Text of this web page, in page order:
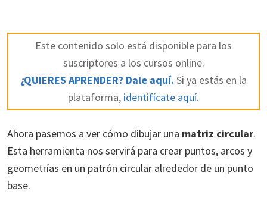
Este contenido solo está disponible para los
suscriptores a los cursos online.
¿QUIERES APRENDER? Dale aquí. Si ya estás en la
plataforma, identifícate aquí.
Ahora pasemos a ver cómo dibujar una matriz circular.
Esta herramienta nos servirá para crear puntos, arcos y
geometrías en un patrón circular alrededor de un punto
base.